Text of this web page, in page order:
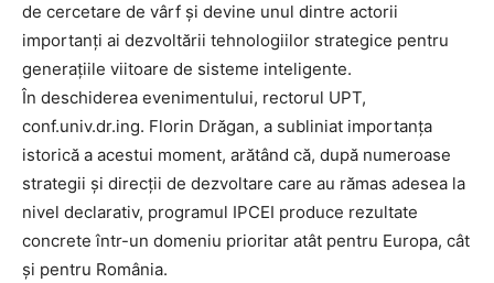
de cercetare de vârf și devine unul dintre actorii
importanți ai dezvoltării tehnologiilor strategice pentru
generațiile viitoare de sisteme inteligente.
În deschiderea evenimentului, rectorul UPT,
conf.univ.dr.ing. Florin Drăgan, a subliniat importanța
istorică a acestui moment, arătând că, după numeroase
strategii și direcții de dezvoltare care au rămas adesea la
nivel declarativ, programul IPCEI produce rezultate
concrete într-un domeniu prioritar atât pentru Europa, cât
și pentru România.